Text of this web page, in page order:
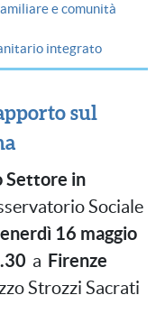
e comunità
integrato
sul
Settore in
Sociale
16 maggio
a Firenze
Strozzi Sacrati